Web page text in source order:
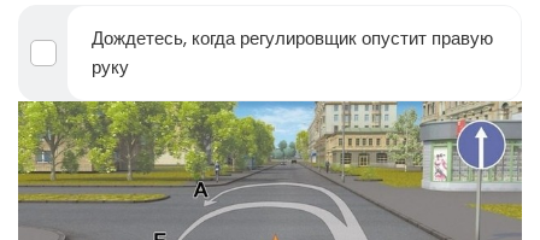
Дождетесь, когда регулировщик опустит правую
руку